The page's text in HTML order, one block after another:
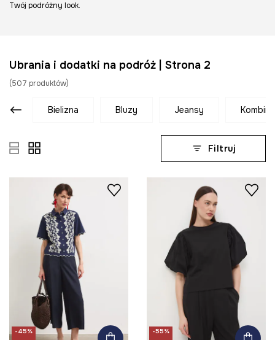
Twój podróżny look.
Ubrania i dodatki na podróż | Strona 2
(507 produktów)
bielizna bluzy jeansy
Filtruj
-45%
-55%